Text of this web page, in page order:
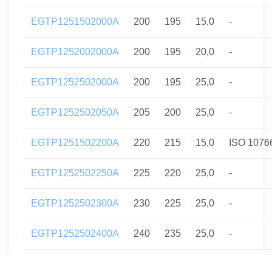
EGTP1251502000A 200 195 15,0 -
EGTP1252002000A 200 195 20,0 -
EGTP1252502000A 200 195 25,0 -
EGTP1252502050A 205 200 25,0 -
EGTP1251502200A 220 215 15,0 ISO
EGTP1252502250A 225 220 25,0 -
EGTP1252502300A 230 225 25,0 -
EGTP1252502400A 240 235 25,0 -